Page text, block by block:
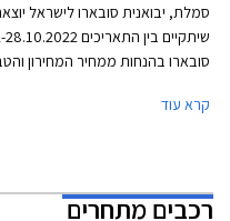
סמלת, יבואנית סובארו לישראל
סובארו בהנחות ממחיר המחירון
קרא עוד
רכבים מתחרים